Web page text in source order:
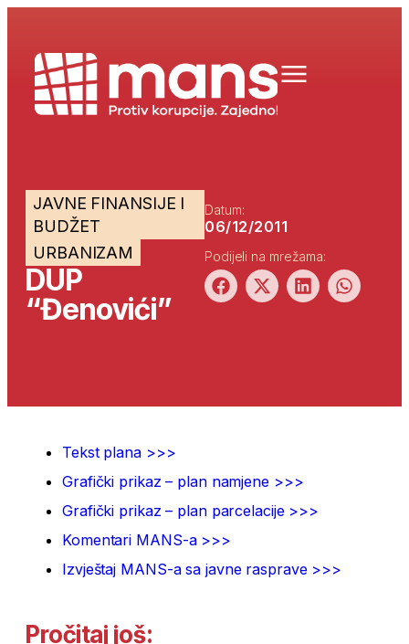
JAVNE FINANSIJE I
BUDŽET
URBANIZAM
DUP
“Đenovići”
Datum:
06/12/2011
Podijeli na mrežama:
Tekst plana >>>
Grafički prikaz – plan namjene >>>
Grafički prikaz – plan parcelacije >>>
Komentari MANS-a >>>
Izvještaj MANS-a sa javne rasprave >>>
Pročitaj još: